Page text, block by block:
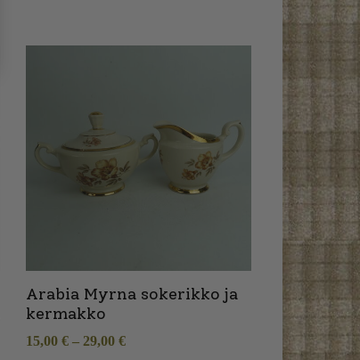
Arabia Myrna sokerikko ja
kermakko
15,00 €– 29,00 €